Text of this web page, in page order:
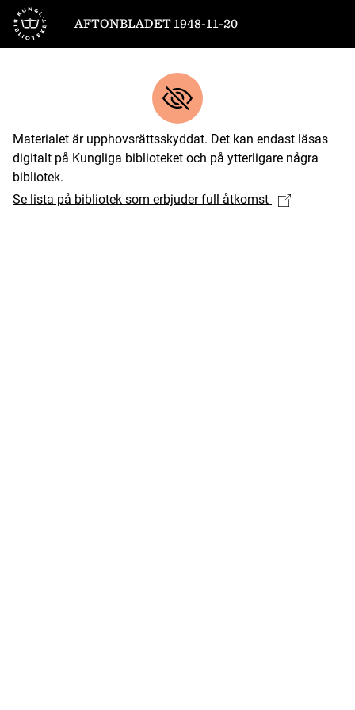
Till startsidan
AFTONBLADET 1948-11-20
Materialet är upphovsrättsskyddat. Det kan endast läsas
digitalt på Kungliga biblioteket och på ytterligare några
bibliotek.
Se lista på bibliotek som erbjuder full åtkomst